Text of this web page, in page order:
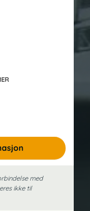
med
ikke til